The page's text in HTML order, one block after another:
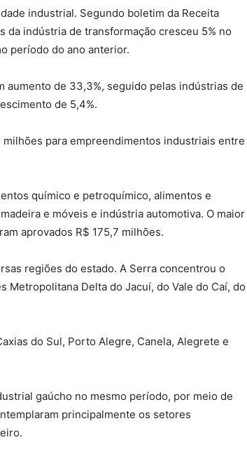
industrial. Segundo boletim da Receita
da indústria de transformação cresceu 5% no
período do ano anterior.
de 33,3%, seguido pelas indústrias de
de 5,4%.
para empreendimentos industriais entre
químico e petroquímico, alimentos e
e móveis e indústria automotiva. O maior
aprovados R$ 175,7 milhões.
regiões do estado. A Serra concentrou o
Delta do Jacuí, do Vale do Caí, do
do Sul, Porto Alegre, Canela, Alegrete e
gaúcho no mesmo período, por meio de
principalmente os setores